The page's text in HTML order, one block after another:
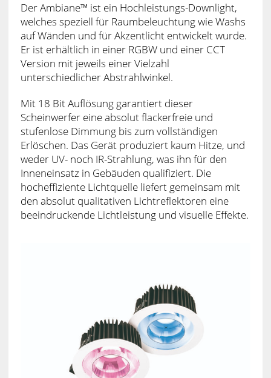
Der Ambiane™ ist ein Hochleistungs-Downlight,
welches speziell für Raumbeleuchtung wie Washs
auf Wänden und für Akzentlicht entwickelt wurde.
Er ist erhältlich in einer RGBW und einer CCT
Version mit jeweils einer Vielzahl
unterschiedlicher Abstrahlwinkel.
Mit 18 Bit Auflösung garantiert dieser
Scheinwerfer eine absolut flackerfreie und
stufenlose Dimmung bis zum vollständigen
Erlöschen. Das Gerät produziert kaum Hitze, und
weder UV- noch IR-Strahlung, was ihn für den
Inneneinsatz in Gebäuden qualifiziert. Die
hocheffiziente Lichtquelle liefert gemeinsam mit
den absolut qualitativen Lichtreflektoren eine
beeindruckende Lichtleistung und visuelle Effekte.